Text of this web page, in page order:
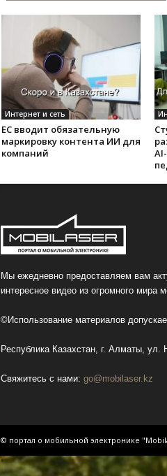
Интернет и сеть
ЕС вводит обязательную
маркировку контента ИИ для
компаний
Мы ежедневно предоставляем вам
интересное видео из огромного мира
©Использование материалов
Республика Казахстан, г. Алматы,
Свяжитесь с нами: go@mobilaser.kz
© портал о мобильной электронике